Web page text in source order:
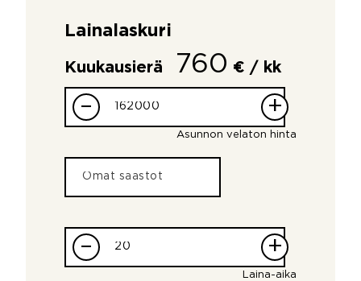
Lainalaskuri
Kuukausierä 760 € / kk
– +
Asunnon velaton hinta
– +
Laina-aika